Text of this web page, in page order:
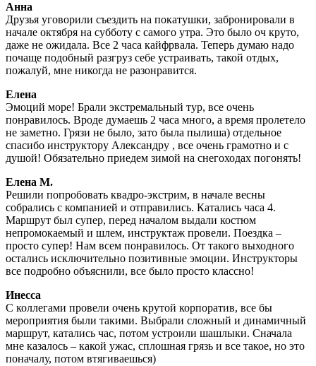
Анна
Друзья уговорили съездить на покатушки, забронировали в
начале октября на субботу с самого утра. Это было оч круто,
даже не ожидала. Все 2 часа кайфрвала. Теперь думаю надо
почаще подобный разгруз себе устраивать, такой отдых,
пожалуй, мне никогда не разонравится.
Елена
Эмоций море! Брали экстремальный тур, все очень
понравилось. Вроде думаешь 2 часа много, а время пролетело
не заметно. Грязи не было, зато была пылиша) отдельное
спасибо инструктору Александру , все очень грамотно и с
душой! Обязательно приедем зимой на снегоходах погонять!
Елена М.
Решили попробовать квадро-экстрим, в начале весны
собрались с компанией и отправились. Катались часа 4.
Маршрут был супер, перед началом выдали костюм
непромокаемый и шлем, инструктаж провели. Поездка –
просто супер! Нам всем понравилось. От такого выходного
остались исключительно позитивные эмоции. Инструкторы
все подробно объяснили, все было просто классно!
Инесса
С коллегами провели очень крутой корпоратив, все бы
мероприятия были такими. Выбрали сложный и динамичный
маршрут, катались час, потом устроили шашлыки. Сначала
мне казалось – какой ужас, сплошная грязь и все такое, но это
поначалу, потом втягиваешься)